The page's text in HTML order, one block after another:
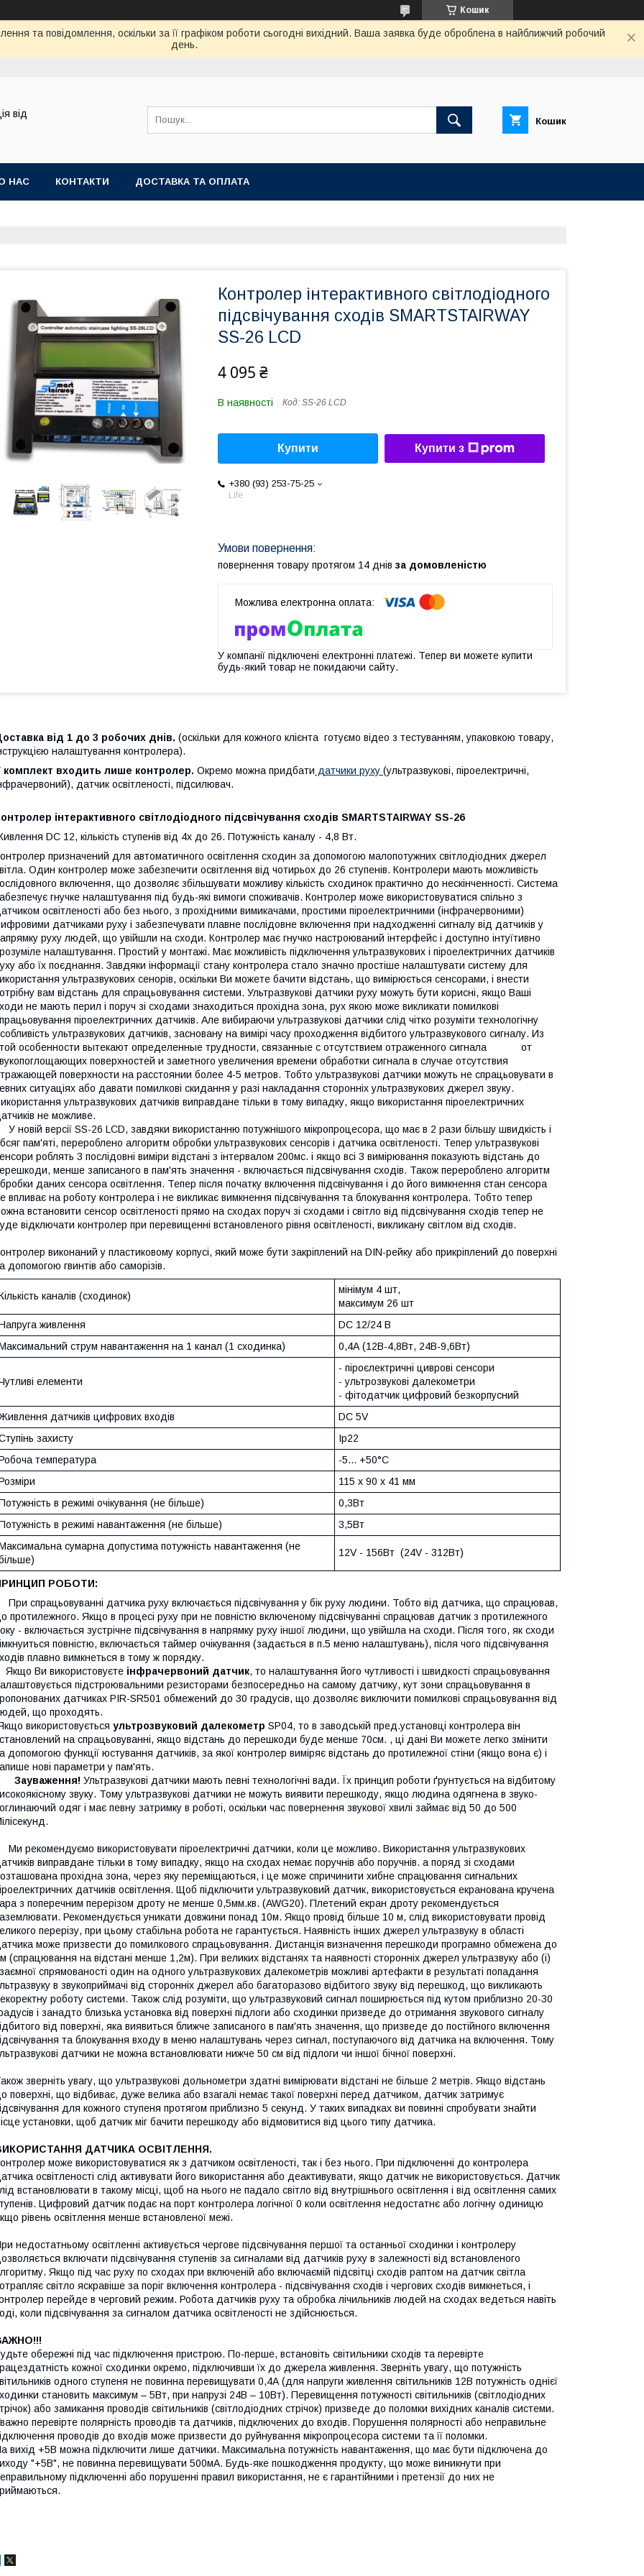
Кошик
та повідомлення, оскільки за її графіком роботи сьогодні вихідний. Ваша заявка буде оброблена в найближчий робочий
день.
від
Кошик
НАС КОНТАКТИ ДОСТАВКА ТА ОПЛАТА
Контролер інтерактивного світлодіодного
підсвічування сходів SMARTSTAIRWAY
SS-26 LCD
4 095 ₴
В наявності Код: SS-26 LCD
Купити Купити з
+380 (93) 253-75-25
Life
повернення товару протягом 14 днів за домовленістю
У компанії підключені електронні платежі. Тепер ви можете купити
будь-який товар не покидаючи сайту.
від 1 до 3 робочих днів. (оскільки для кожного клієнта готуємо відео з тестуванням, упаковкою товару,
налаштування контролера).
комплект входить лише контролер. Окремо можна придбати датчики руху (ультразвукові, піроелектричні,
датчик освітленості, підсилювач.
інтерактивного світлодіодного підсвічування сходів SMARTSTAIRWAY SS-26
DC 12, кількість ступенів від 4х до 26. Потужність каналу - 4,8 Вт.
призначений для автоматичного освітлення сходин за допомогою малопотужних світлодіодних джерел
Один контролер може забезпечити освітлення від чотирьох до 26 ступенів. Контролери мають можливість
включення, що дозволяє збільшувати можливу кількість сходинок практично до нескінченності. Система
гнучке налаштування під будь-які вимоги споживачів. Контролер може використовуватися спільно з
освітленості або без нього, з прохідними вимикачами, простими піроелектричними (інфрачервоними)
датчиками руху і забезпечувати плавне послідовне включення при надходженні сигналу від датчиків у
руху людей, що увійшли на сходи. Контролер має гнучко настроюваний інтерфейс і доступно інтуїтивно
налаштування. Простий у монтажі. Має можливість підключення ультразвукових і піроелектричних датчиків
або їх поєднання. Завдяки інформації стану контролера стало значно простіше налаштувати систему для
ультразвукових сенорів, оскільки Ви можете бачити відстань, що вимірюється сенсорами, і внести
вам відстань для спрацьовування системи. Ультразвукові датчики руху можуть бути корисні, якщо Ваші
не мають перил і поруч зі сходами знаходиться прохідна зона, рух якою може викликати помилкові
піроелектричних датчиків. Але вибираючи ультразвукові датчики слід чітко розуміти технологічну
ультразвукових датчиків, засновану на вимірі часу проходження відбитого ультразвукового сигналу. Из
особенности вытекают определенные трудности, связанные с отсутствием отраженного сигнала от
поверхностей и заметного увеличения времени обработки сигнала в случае отсутствия
поверхности на расстоянии более 4-5 метров. Тобто ультразвукові датчики можуть не спрацьовувати в
ситуаціях або давати помилкові скидання у разі накладання сторонніх ультразвукових джерел звуку.
ультразвукових датчиків виправдане тільки в тому випадку, якщо використання піроелектричних
не можливе.
У новій версії SS-26 LCD, завдяки використанню потужнішого мікропроцесора, що має в 2 рази більшу швидкість і
пам'яті, перероблено алгоритм обробки ультразвукових сенсорів і датчика освітленості. Тепер ультразвукові
роблять 3 послідовні виміри відстані з інтервалом 200мс. і якщо всі 3 вимірювання показують відстань до
менше записаного в пам'ять значення - включається підсвічування сходів. Також перероблено алгоритм
даних сенсора освітлення. Тепер після початку включення підсвічування і до його вимкнення стан сенсора
впливає на роботу контролера і не викликає вимкнення підсвічування та блокування контролера. Тобто тепер
встановити сенсор освітленості прямо на сходах поруч зі сходами і світло від підсвічування сходів тепер не
відключати контролер при перевищенні встановленого рівня освітленості, викликану світлом від сходів.
виконаний у пластиковому корпусі, який може бути закріплений на DIN-рейку або прикріплений до поверхні
допомогою гвинтів або саморізів.
каналів (сходинок)
мінімум 4 шт,
максимум 26 шт
живлення
DC 12/24 B
струм навантаження на 1 канал (1 сходинка)
0,4А (12В-4,8Вт, 24В-9,6Вт)
елементи
- піроєлектричні циврові сенсори
- ультрозвукові далекометри
- фітодатчик цифровий безкорпусний
датчиків цифрових входів
DC 5V
захисту
Ip22
температура
-5... +50°C
115 х 90 х 41 мм
в режимі очікування (не більше)
0,3Вт
в режимі навантаження (не більше)
3,5Вт
сумарна допустима потужність навантаження (не
12V - 156Вт (24V - 312Вт)
РОБОТИ:
При спрацьовуванні датчика руху включається підсвічування у бік руху людини. Тобто від датчика, що спрацював,
протилежного. Якщо в процесі руху при не повністю включеному підсвічуванні спрацював датчик з протилежного
- включається зустрічне підсвічування в напрямку руху іншої людини, що увійшла на сходи. Після того, як сходи
повністю, включається таймер очікування (задається в п.5 меню налаштувань), після чого підсвічування
плавно вимкнеться в тому ж порядку.
Якщо Ви використовуєте інфрачервоний датчик, то налаштування його чутливості і швидкості спрацьовування
підстроювальними резисторами безпосередньо на самому датчику, кут зони спрацьовування в
датчиках PIR-SR501 обмежений до 30 градусів, що дозволяє виключити помилкові спрацьовування від
що проходять.
використовується ультрозвуковий далекометр SP04, то в заводській пред.установці контролера він
на спрацьовуванні, якщо відстань до перешкоди буде менше 70см. , ці дані Ви можете легко змінити
допомогою функції юстування датчиків, за якої контролер виміряє відстань до протилежної стіни (якщо вона є) і
нові параметри у пам'ять.
Зауваження! Ультразвукові датчики мають певні технологічні вади. Їх принцип роботи ґрунтується на відбитому
звуку. Тому ультразвукові датчики не можуть виявити перешкоду, якщо людина одягнена в звуко-
одяг і має певну затримку в роботі, оскільки час повернення звукової хвилі займає від 50 до 500
Ми рекомендуємо використовувати піроелектричні датчики, коли це можливо. Використання ультразвукових
виправдане тільки в тому випадку, якщо на сходах немає поручнів або поручнів. а поряд зі сходами
прохідна зона, через яку переміщаються, і це може спричинити хибне спрацювання сигнальних
датчиків освітлення. Щоб підключити ультразвуковий датчик, використовується екранована кручена
з поперечним перерізом дроту не менше 0,5мм.кв. (AWG20). Плетений екран дроту рекомендується
Рекомендується уникати довжини понад 10м. Якщо провід більше 10 м, слід використовувати провід
перерізу, при цьому стабільна робота не гарантується. Наявність інших джерел ультразвуку в області
може призвести до помилкового спрацьовування. Дистанція визначення перешкоди програмно обмежена до
(спрацювання на відстані менше 1,2м). При великих відстанях та наявності сторонніх джерел ультразвуку або (і)
спрямованості один на одного ультразвукових далекометрів можливі артефакти в результаті попадання
в звукоприймачі від сторонніх джерел або багаторазово відбитого звуку від перешкод, що викликають
роботу системи. Також слід розуміти, що ультразвуковий сигнал поширюється під кутом приблизно 20-30
і занадто близька установка від поверхні підлоги або сходинки призведе до отримання звукового сигналу
від поверхні, яка виявиться ближче записаного в пам'ять значення, що призведе до постійного включення
та блокування входу в меню налаштувань через сигнал, поступаючого від датчика на включення. Тому
датчики не можна встановлювати нижче 50 см від підлоги чи іншої бічної поверхні.
зверніть увагу, що ультразвукові дольнометри здатні вимірювати відстані не більше 2 метрів. Якщо відстань
поверхні, що відбиває, дуже велика або взагалі немає такої поверхні перед датчиком, датчик затримує
для кожного ступеня протягом приблизно 5 секунд. У таких випадках ви повинні спробувати знайти
установки, щоб датчик міг бачити перешкоду або відмовитися від цього типу датчика.
ДАТЧИКА ОСВІТЛЕННЯ.
може використовуватися як з датчиком освітленості, так і без нього. При підключенні до контролера
освітленості слід активувати його використання або деактивувати, якщо датчик не використовується. Датчик
встановлювати в такому місці, щоб на нього не падало світло від внутрішнього освітлення і від освітлення самих
Цифровий датчик подає на порт контролера логічної 0 коли освітлення недостатнє або логічну одиницю
рівень освітлення менше встановленої межі.
недостатньому освітленні активується чергове підсвічування першої та останньої сходинки і контролеру
включати підсвічування ступенів за сигналами від датчиків руху в залежності від встановленого
Якщо під час руху по сходах при включеній або включаємій підсвітці сходів раптом на датчик світла
світло яскравіше за поріг включення контролера - підсвічування сходів і чергових сходів вимкнеться, і
перейде в черговий режим. Робота датчиків руху та обробка лічильників людей на сходах ведеться навіть
коли підсвічування за сигналом датчика освітленості не здійснюється.
обережні під час підключення пристрою. По-перше, встановіть світильники сходів та перевірте
кожної сходинки окремо, підключивши їх до джерела живлення. Зверніть увагу, що потужність
одного ступеня не повинна перевищувати 0,4А (для напруги живлення світильників 12В потужність однієї
становить максимум – 5Вт, при напрузі 24В – 10Вт). Перевищення потужності світильників (світлодіодних
або замикання проводів світильників (світлодіодних стрічок) призведе до поломки вихідних каналів системи.
перевірте полярність проводів та датчиків, підключених до входів. Порушення полярності або неправильне
проводів до входів може призвести до руйнування мікропроцесора системи та її поломки.
вихід +5В можна підключити лише датчики. Максимальна потужність навантаження, що має бути підключена до
"+5В", не повинна перевищувати 500мА. Будь-яке пошкодження продукту, що може виникнути при
підключенні або порушенні правил використання, не є гарантійними і претензії до них не